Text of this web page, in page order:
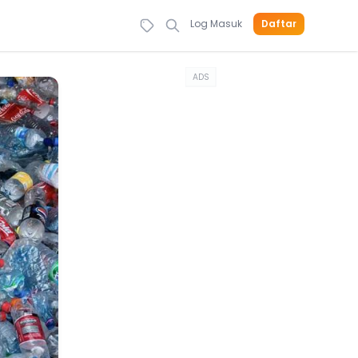
Log Masuk Daftar
ADS